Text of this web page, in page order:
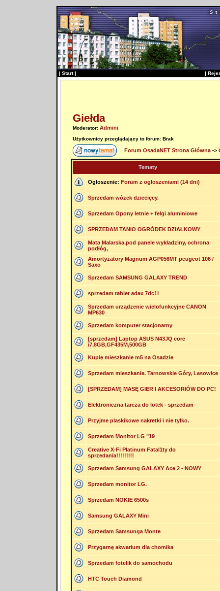
| Start| |
Giełda
Moderator: Admini
Użytkownicy przeglądający to forum: Brak
Forum OsadaNET Strona Główna->
Tematy
Ogłoszenie: Forum z ogłoszeniami (14 dni)
Sprzedam wózek dziecięcy.
Sprzedam Opony letnie + felgi aluminiowe
SPRZEDAM TANIO OGRÓDEK DZIAŁKOWY
Mata Malarska,pod panele wykładziny, ochrona
podłóg,
Amortyzatory Magnum AGP056MT peugeot 106 /
Saxo
Sprzedam SAMSUNG GALAXY TREND
sprzedam tablet adax 7dc1!
Sprzedam urządzenie wielofunkcyjne CANON
MP630
Sprzedam komputer stacjonarny
[sprzedam] Laptop ASUS N43JQ core
i7,8GB,GF435M,500GB
Kupię mieszkanie m5 na Osadzie
Sprzedam mieszkanie. Tarnowskie Góry, Lasowice
[SPRZEDAM] MASĘ GIER I AKCESORIÓW DO PC!
Elektroniczna tarcza do lotek - sprzedam
Przyjme plaskikowe nakretki i nie tylko.
Sprzedam Monitor LG "19
Creative X-Fi Platinum Fatal1ty do
sprzedania!!!!!!!!!
Sprzedam Samsung GALAXY Ace 2 - NOWY
Sprzedam monitor LG.
Sprzedam NOKIE 6500s
Samsung GALAXY Mini
Sprzedam Samsunga Monte
Przygarnę akwarium dla chomika
Sprzedam fotelik do samochodu
HTC Touch Diamond